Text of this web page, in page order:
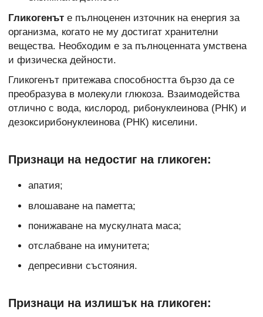
Гликогенът е пълноценен източник на енергия за
организма, когато не му достигат хранителни
вещества. Необходим е за пълноценната умствена
и физическа дейности.
Гликогенът притежава способността бързо да се
преобразува в молекули глюкоза. Взаимодейства
отлично с вода, кислород, рибонуклеинова (РНК) и
дезоксирибонуклеинова (РНК) киселини.
Признаци на недостиг на гликоген:
апатия;
влошаване на паметта;
понижаване на мускулната маса;
отслабване на имунитета;
депресивни състояния.
Признаци на излишък на гликоген: